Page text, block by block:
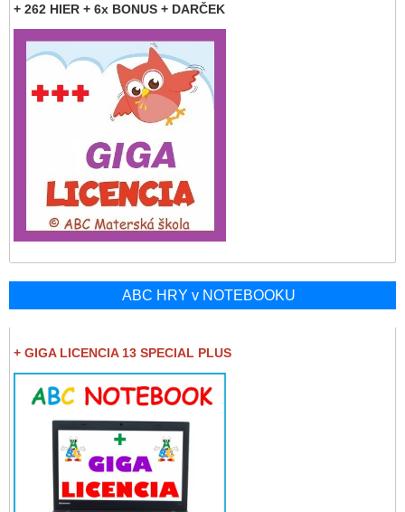
+ 262 HIER + 6x BONUS + DARČEK
ABC HRY v NOTEBOOKU
+ GIGA LICENCIA 13 SPECIAL PLUS